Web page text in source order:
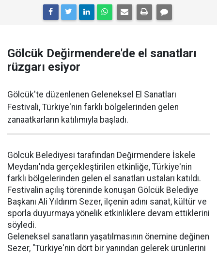
Gölcük Değirmendere'de el sanatları
rüzgarı esiyor
Gölcük'te düzenlenen Geleneksel El Sanatları
Festivali, Türkiye'nin farklı bölgelerinden gelen
zanaatkarların katılımıyla başladı.
Gölcük Belediyesi tarafından Değirmendere İskele
Meydanı'nda gerçekleştirilen etkinliğe, Türkiye'nin
farklı bölgelerinden gelen el sanatları ustaları katıldı.
Festivalin açılış töreninde konuşan Gölcük Belediye
Başkanı Ali Yıldırım Sezer, ilçenin adını sanat, kültür ve
sporla duyurmaya yönelik etkinliklere devam ettiklerini
söyledi.
Geleneksel sanatların yaşatılmasının önemine değinen
Sezer, "Türkiye'nin dört bir yanından gelerek ürünlerini